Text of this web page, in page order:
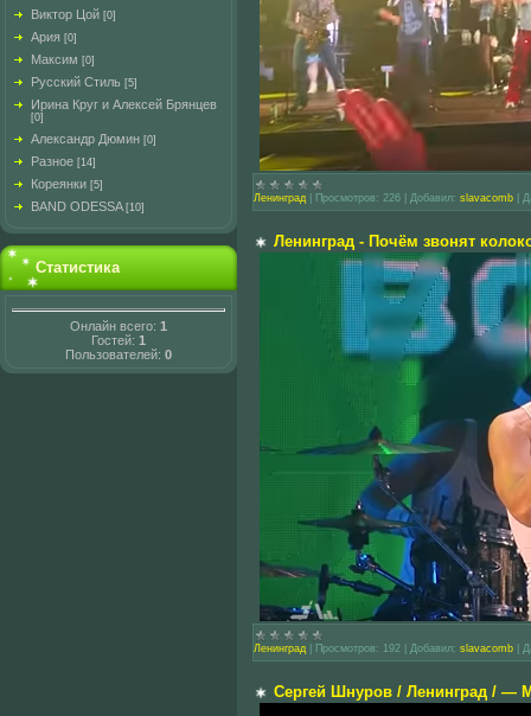
Виктор Цой [0]
Ария [0]
Максим [0]
Русский Стиль [5]
Ирина Круг и Алексей Брянцев
[0]
Александр Дюмин [0]
Разное [14]
Кореянки [5]
BAND ODESSA [10]
Статистика
Онлайн всего: 1
Гостей: 1
Пользователей: 0
Ленинград Просмотров: 226 Добавил: slavacomb
Ленинград - Почём звонят
Ленинград Просмотров: 192 Добавил: slavacomb
Сергей Шнуров / Ленинград / —